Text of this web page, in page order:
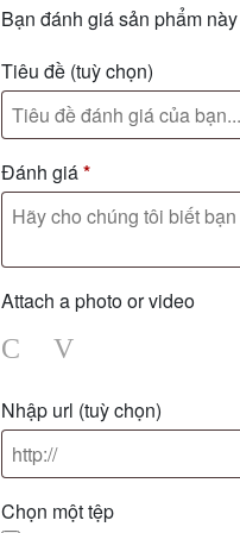
Bạn đánh giá sản phẩm
Tiêu đề (tuỳ chọn)
Đánh giá*
Attach a photo or video
Photo
Nhập url (tuỳ chọn)
Chọn một tệp